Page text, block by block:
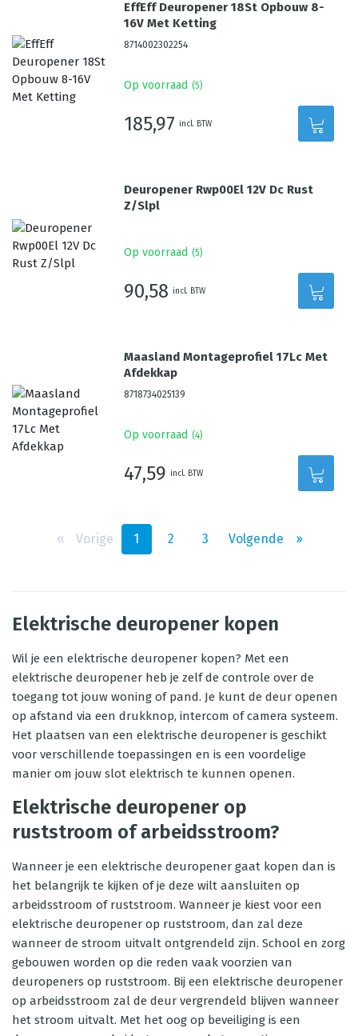
EffEff Deuropener 18St Opbouw 8-
16V Met Ketting
8714002302254
Op voorraad (5)
185,97 incl. BTW
Deuropener Rwp00El 12V Dc Rust
Z/Slpl
Op voorraad (5)
90,58 incl. BTW
Maasland Montageprofiel 17Lc Met
Afdekkap
8718734025139
Op voorraad (4)
47,59 incl. BTW
‹‹ Vorige 1 2 3 Volgende ››
Elektrische deuropener kopen
Wil je een elektrische deuropener kopen? Met een
elektrische deuropener heb je zelf de controle over de
toegang tot jouw woning of pand. Je kunt de deur openen
op afstand via een drukknop, intercom of camera systeem.
Het plaatsen van een elektrische deuropener is geschikt
voor verschillende toepassingen en is een voordelige
manier om jouw slot elektrisch te kunnen openen.
Elektrische deuropener op
ruststroom of arbeidsstroom?
Wanneer je een elektrische deuropener gaat kopen dan is
het belangrijk te kijken of je deze wilt aansluiten op
arbeidsstroom of ruststroom. Wanneer je kiest voor een
elektrische deuropener op ruststroom, dan zal deze
wanneer de stroom uitvalt ontgrendeld zijn. School en zorg
gebouwen worden op die reden vaak voorzien van
deuropeners op ruststroom. Bij een elektrische deuropener
op arbeidsstroom zal de deur vergrendeld blijven wanneer
het stroom uitvalt. Met het oog op beveiliging is een